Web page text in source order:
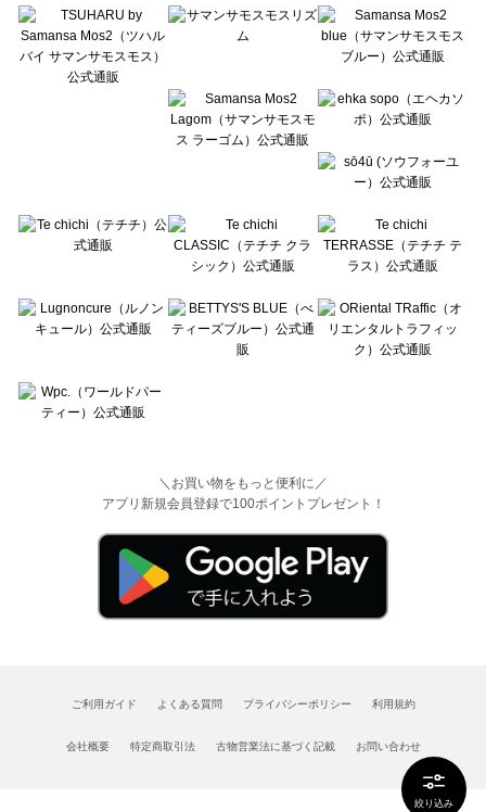
絞り込み
Lugnoncure（ルノンキュール）の一覧
BETTY'S BLUE（べティーズブルー）の一覧
Wpc.（ワールドパーティー）の一覧
＼お買い物をもっと便利に／
アプリ新規会員登録で100ポイントプレゼント！
ご利用ガイド よくある質問 プライバシーポリシー 利用規約
会社概要 特定商取引法 古物営業法に基づく記載 お問い合わせ